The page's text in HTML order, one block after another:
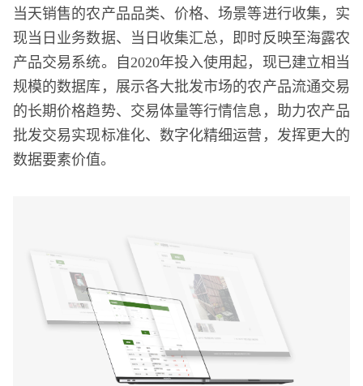
当天销售的农产品品类、价格、场景等进行收集，实
现当日业务数据、当日收集汇总，即时反映至海露农
产品交易系统。自2020年投入使用起，现已建立相当
规模的数据库，展示各大批发市场的农产品流通交易
的长期价格趋势、交易体量等行情信息，助力农产品
批发交易实现标准化、数字化精细运营，发挥更大的
数据要素价值。